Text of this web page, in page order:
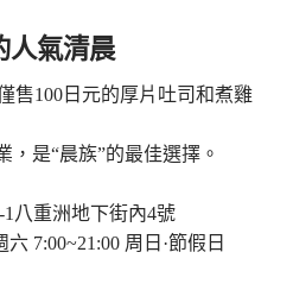
人氣清晨
售100日元的厚片吐司和煮雞
，是“晨族”的最佳選擇。
八重洲地下街內4號
7:00~21:00 周日·節假日